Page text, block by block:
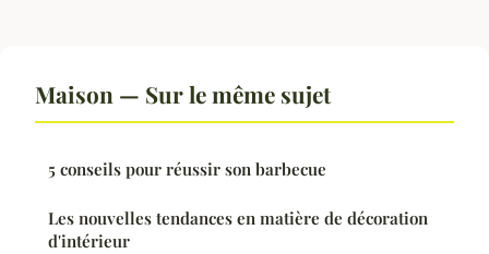
Maison — Sur le même sujet
5 conseils pour réussir son barbecue
Les nouvelles tendances en matière de décoration
d'intérieur